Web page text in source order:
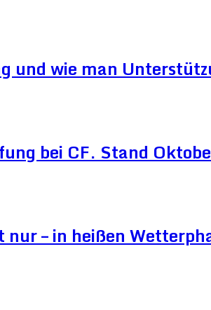
und wie man
bei CF. Stand
– in heißen